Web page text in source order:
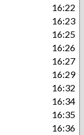
16:22
16:23
16:25
16:26
16:27
16:29
16:32
16:34
16:35
16:36